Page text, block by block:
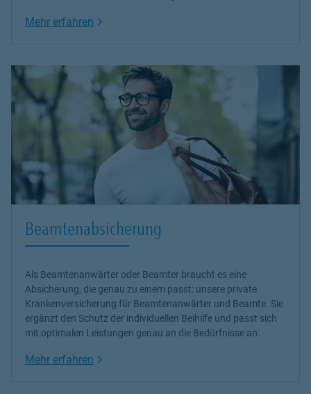
Mehr erfahren Link Opens in New Tab
Beamtenabsicherung
Als Beamtenanwärter oder Beamter braucht es eine
Absicherung, die genau zu einem passt: unsere private
Krankenversicherung für Beamtenanwärter und Beamte. Sie
ergänzt den Schutz der individuellen Beihilfe und passt sich
mit optimalen Leistungen genau an die Bedürfnisse an.
Mehr erfahren Link Opens in New Tab